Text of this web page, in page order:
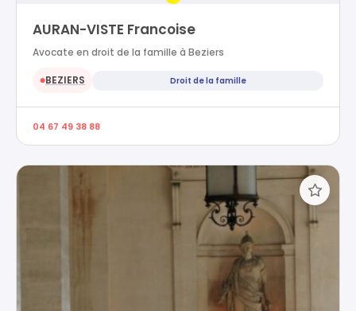
AURAN-VISTE Francoise
Avocate en droit de la famille à Beziers
●BEZIERS Droit de la famille
04 67 49 38 88